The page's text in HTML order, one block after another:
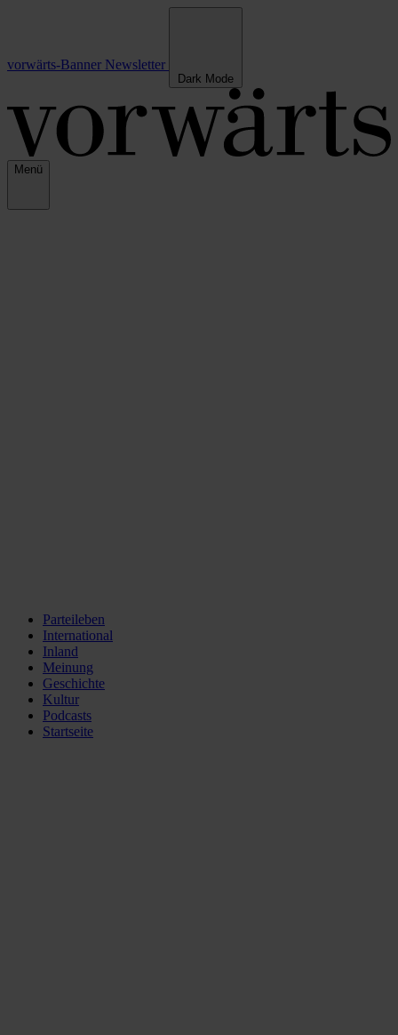
vorwärts-Banner Newsletter
Dark Mode
Menü
Parteileben
International
Inland
Meinung
Geschichte
Kultur
Podcasts
Startseite